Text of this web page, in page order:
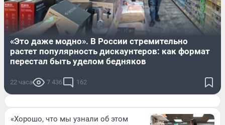
«Это даже модно». В России стремительно
растет популярность дискаунтеров: как формат
перестал быть уделом бедняков
22 часа 7 436 162
«Хорошо, что мы узнали об этом